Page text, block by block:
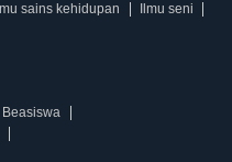
Ilmu sains kehidupan
Ilmu seni
Beasiswa